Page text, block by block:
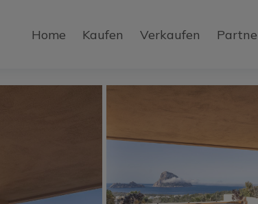
Home Kaufen Verkaufen